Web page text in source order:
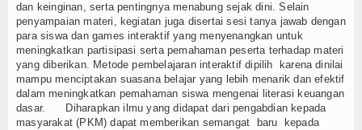
dan keinginan, serta pentingnya menabung sejak dini. Selain
penyampaian materi, kegiatan juga disertai sesi tanya jawab dengan
para siswa dan games interaktif yang menyenangkan untuk
meningkatkan partisipasi serta pemahaman peserta terhadap materi
yang diberikan. Metode pembelajaran interaktif dipilih karena dinilai
mampu menciptakan suasana belajar yang lebih menarik dan efektif
dalam meningkatkan pemahaman siswa mengenai literasi keuangan
dasar. Diharapkan ilmu yang didapat dari pengabdian kepada
masyarakat (PKM) dapat memberikan semangat baru kepada